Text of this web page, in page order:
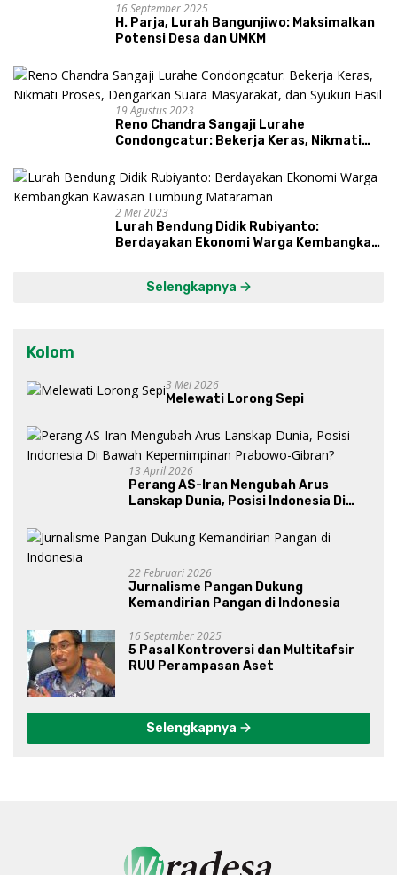
16 September 2025
H. Parja, Lurah Bangunjiwo: Maksimalkan
Potensi Desa dan UMKM
19 Agustus 2023
Reno Chandra Sangaji Lurahe
Condongcatur: Bekerja Keras, Nikmati
dan Syukuri Hasil
2 Mei 2023
Lurah Bendung Didik Rubiyanto:
Berdayakan Ekonomi Warga Kembangkan
Selengkapnya
Kolom
3 Mei 2026
Melewati Lorong Sepi
13 April 2026
Perang AS-Iran Mengubah Arus
Lanskap Dunia, Posisi Indonesia Di
Gibran?
22 Februari 2026
Jurnalisme Pangan Dukung
Kemandirian Pangan di Indonesia
16 September 2025
5 Pasal Kontroversi dan Multitafsir
RUU Perampasan Aset
Selengkapnya